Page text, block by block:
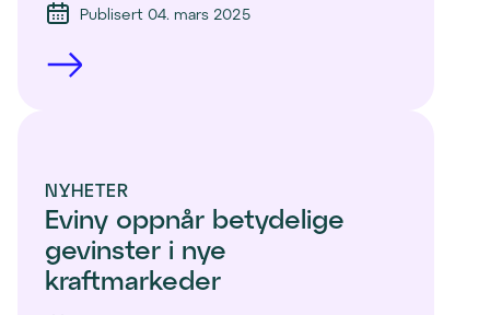
Publisert 04. mars 2025
NYHETER
Eviny oppnår betydelige
gevinster i nye
kraftmarkeder